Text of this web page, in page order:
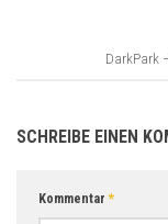
DarkPark
SCHREIBE EINEN
Kommentar*